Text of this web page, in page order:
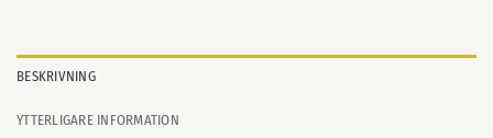
BESKRIVNING
YTTERLIGARE INFORMATION